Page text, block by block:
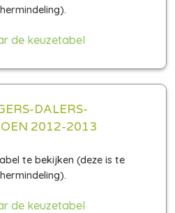
de keuzetabel
DALERS-
2012-2013
de keuzetabel